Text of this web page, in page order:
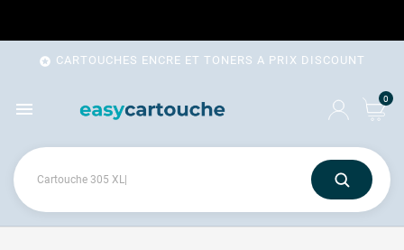
 CARTOUCHES ENCRE ET TONERS A PRIX DISCOUNT
 0